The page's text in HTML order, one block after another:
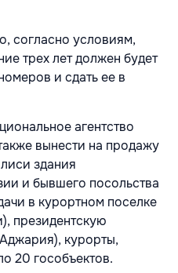
согласно условиям,
трех лет должен будет
и сдать ее в
агентство
вынести на продажу
здания
и бывшего посольства
в курортном поселке
президентскую
курорты,
20 гособъектов.